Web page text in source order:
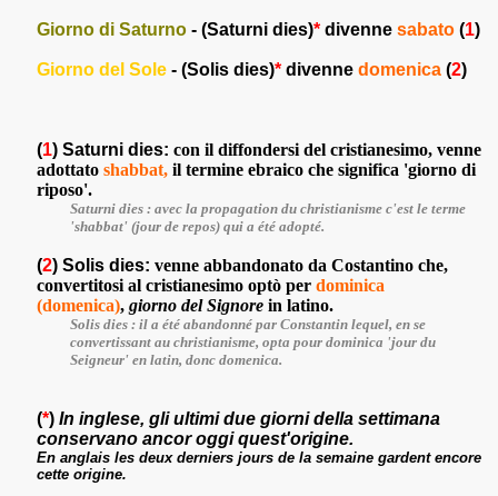
Giorno di Saturno - (Saturni dies)* divenne sabato (1)
Giorno del Sole - (Solis dies)* divenne domenica (2)
(1) Saturni dies: con il diffondersi del cristianesimo, venne
adottato shabbat, il termine ebraico che significa 'giorno di
riposo'.
Saturni dies : avec la propagation du christianisme c'est le terme
'shabbat' (jour de repos) qui a été adopté.
(2) Solis dies: venne abbandonato da Costantino che,
convertitosi al cristianesimo optò per dominica
(domenica), giorno del Signore in latino.
Solis dies : il a été abandonné par Constantin lequel, en se
convertissant au christianisme, opta pour dominica 'jour du
Seigneur' en latin, donc domenica.
(*) In inglese, gli ultimi due giorni della settimana
conservano ancor oggi quest'origine.
En anglais les deux derniers jours de la semaine gardent encore
cette origine.